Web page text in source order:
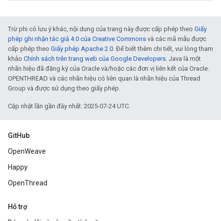
Trừ phi có lưu ý khác, nội dung của trang này được cấp phép theo Giấy
phép ghi nhận tác giả 4.0 của Creative Commons và các mã mẫu được
cấp phép theo Giấy phép Apache 2.0. Để biết thêm chi tiết, vui lòng tham
khảo Chính sách trên trang web của Google Developers. Java là một
nhãn hiệu đã đăng ký của Oracle và/hoặc các đơn vị liên kết của Oracle.
OPENTHREAD và các nhãn hiệu có liên quan là nhãn hiệu của Thread
Group và được sử dụng theo giấy phép.
Cập nhật lần gần đây nhất: 2025-07-24 UTC.
GitHub
OpenWeave
Happy
OpenThread
Hỗ trợ